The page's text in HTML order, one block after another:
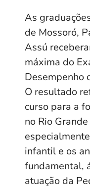
As
de Mossoró,
Assú
máxima do
Desempenho
O resultado
curso para a
no Rio
infantil e os
fundamental,
atuação da